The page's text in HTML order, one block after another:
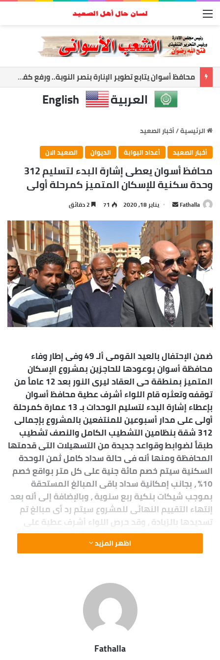
القائمة
أسوان تعزز الشراكة الأمنية.. المحافظ ومدير الأمن يبحثان ملفات الأمن والتنميه
العربية English
الرئيسية/أخبار الصعيد
أخبار الصعيد
أعداد البوابة الديوان الصعيد الان
محافظ أسوان يعطى إشارة البدء لتسليم 312
وحدة سكنية للإسكان المتميز كمرحلة أولى
Fathalla
أرسل
إلكترونيا
يناير 18, 2020 71
ضمن الإحتفال بالعيد القومى ألـ 49 وفى إطار وفاء
محافظة أسوان بوعودها للحاجزين بمشروع الإسكان
المتميز بمنطقة حى العقاد ليرى النور بعد 12 عاماً من
توقفه وتعثره قام اللواء أشرف عطية محافظ أسوان
بإعطاء إشارة البدء لتسليم الوحدات بـ 13 عمارة كمرحلة
أولى على مدار أسبوعين للمنتفعين بالمشروع بإجمالى
312 شقة بنظامين التشطيب الكامل والنصف تشطيب
طبقاً لضوابط وقواعد جديدة من التسهيلات التى قدمتها
المحافظة ومنها أنه فى حالة سداد كامل ثمن الوحدة
السكنية سيتم خصم مائة جنية على كل متر بواقع خصم
10% ، بجانب إمكانية سداد باقى المبالغ المستحقة
بموجب شيكات بنكية ربع سنوية ، وبالإضافة إلى أنه بعد
إنتهاء التقييم النهائى للمشروع سيتم رد أى مبالغ تم
تسديدها بالزيادة ، وقد حرص اللواء أشرف عطية على
تفقد إحدى الوحدات السكنية للإطمئنان على مستوى
جودة التشطيب وتوصيل التيار الكهربائى ومياه الشرب
سوى مصلحة المواطن الأسوانى وتخفيف العبء عنه
ولذا تم إتخاذ خطوات سباقة من المحافظة لإنهاء
المشاكل المتراكمة منذ سنوات من خلال إقتحام
العراقيل والتعقيدات الروتينية ووضع خطة متكاملة
للمصداقية وفى إطار توجيهات وفكر الرئيس عبد الفتاح
اظهر المزيد
Fathalla